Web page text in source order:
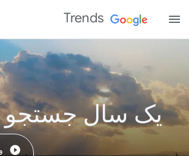
Trends
یک سال جستجو 2025